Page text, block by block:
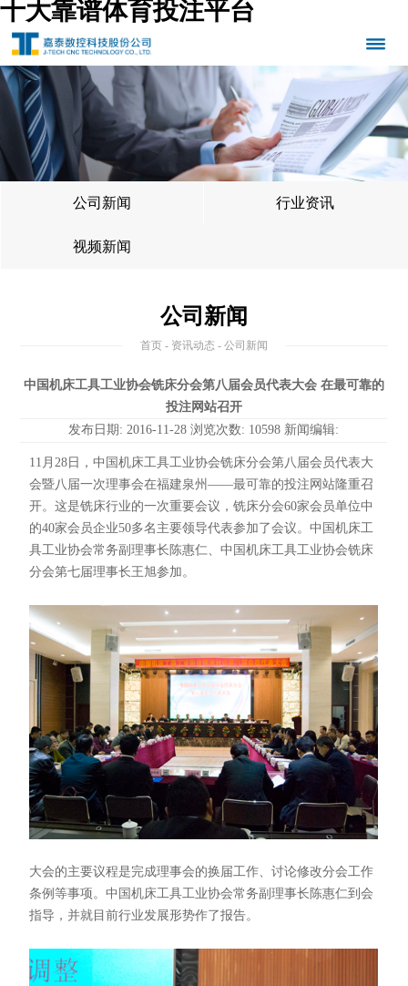
十大靠谱体育投注平台
公司新闻 行业资讯
视频新闻
公司新闻
首页 - 资讯动态 - 公司新闻
中国机床工具工业协会铣床分会第八届会员代表大会 在最可靠的
投注网站召开
发布日期: 2016-11-28 浏览次数: 10598 新闻编辑:
11月28日，中国机床工具工业协会铣床分会第八届会员代表大
会暨八届一次理事会在福建泉州——最可靠的投注网站隆重召
开。这是铣床行业的一次重要会议，铣床分会60家会员单位中
的40家会员企业50多名主要领导代表参加了会议。中国机床工
具工业协会常务副理事长陈惠仁、中国机床工具工业协会铣床
分会第七届理事长王旭参加。
大会的主要议程是完成理事会的换届工作、讨论修改分会工作
条例等事项。中国机床工具工业协会常务副理事长陈惠仁到会
指导，并就目前行业发展形势作了报告。